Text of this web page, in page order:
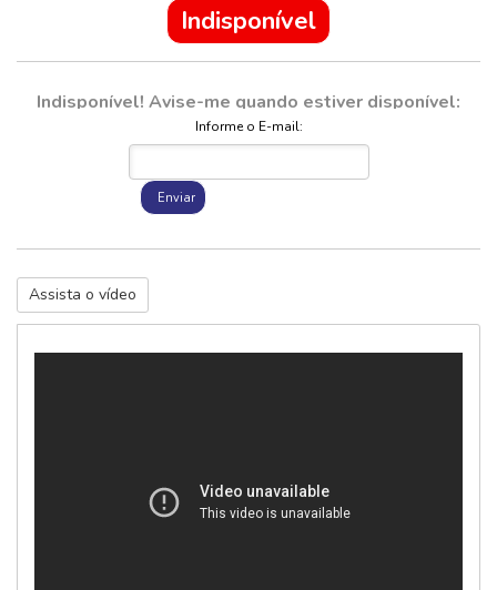
Indisponível
Indisponível! Avise-me quando estiver disponível:
Informe o E-mail:
Enviar
Assista o vídeo